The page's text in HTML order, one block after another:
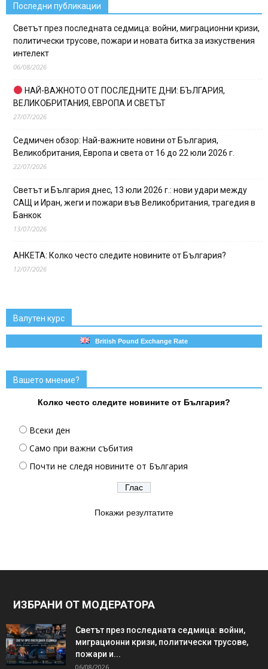
Последни публикации
Светът през последната седмица: войни, миграционни кризи,
политически трусове, пожари и новата битка за изкуствения
интелект
06/08/2026
НАЙ-ВАЖНОТО ОТ ПОСЛЕДНИТЕ ДНИ: БЪЛГАРИЯ,
ВЕЛИКОБРИТАНИЯ, ЕВРОПА И СВЕТЪТ
27/07/2026
Седмичен обзор: Най-важните новини от България,
Великобритания, Европа и света от 16 до 22 юли 2026 г.
22/07/2026
Светът и България днес, 13 юли 2026 г.: нови удари между
САЩ и Иран, жеги и пожари във Великобритания, трагедия в
Банкок
13/07/2026
АНКЕТА: Колко често следите новините от България?
12/07/2026
Валутен курс
British Pound Exchange Rate
Вашето мнение?
Колко често следите новините от България?
Всеки ден
Само при важни събития
Почти не следя новините от България
Покажи резултатите
ИЗБРАНИ ОТ МОДЕРАТОРА
Светът през последната седмица: войни,
миграционни кризи, политически трусове,
пожари и...
06/08/2026